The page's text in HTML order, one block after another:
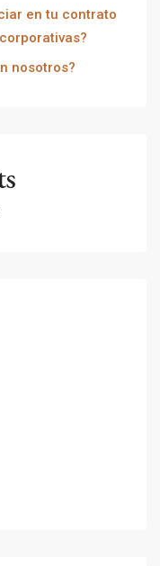
en tu contrato
nosotros?